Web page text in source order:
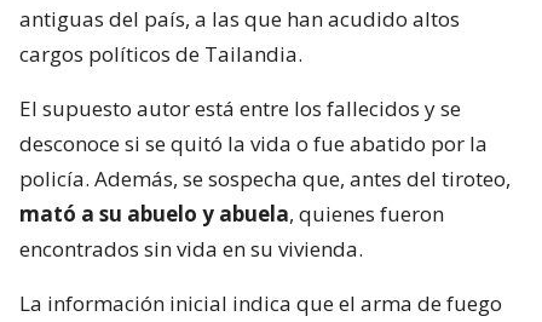
antiguas del país, a las que han acudido altos
cargos políticos de Tailandia.
El supuesto autor está entre los fallecidos y se
desconoce si se quitó la vida o fue abatido por la
policía. Además, se sospecha que, antes del tiroteo,
mató a su abuelo y abuela, quienes fueron
encontrados sin vida en su vivienda.
La información inicial indica que el arma de fuego